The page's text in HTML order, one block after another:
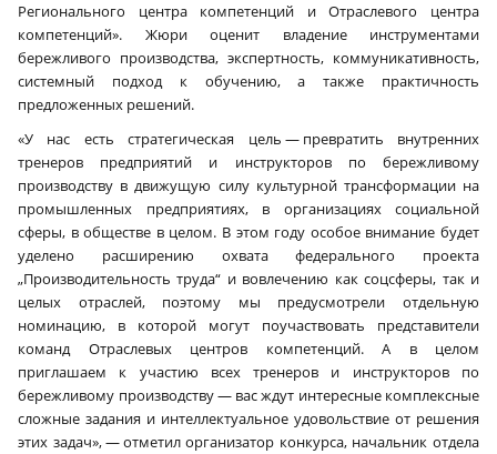
Регионального центра компетенций и Отраслевого центра
компетенций». Жюри оценит владение инструментами
бережливого производства, экспертность, коммуникативность,
системный подход к обучению, а также практичность
предложенных решений.
«У нас есть стратегическая цель — превратить внутренних
тренеров предприятий и инструкторов по бережливому
производству в движущую силу культурной трансформации на
промышленных предприятиях, в организациях социальной
сферы, в обществе в целом. В этом году особое внимание будет
уделено расширению охвата федерального проекта
„Производительность труда“ и вовлечению как соцсферы, так и
целых отраслей, поэтому мы предусмотрели отдельную
номинацию, в которой могут поучаствовать представители
команд Отраслевых центров компетенций. А в целом
приглашаем к участию всех тренеров и инструкторов по
бережливому производству — вас ждут интересные комплексные
сложные задания и интеллектуальное удовольствие от решения
этих задач», — отметил организатор конкурса, начальник отдела